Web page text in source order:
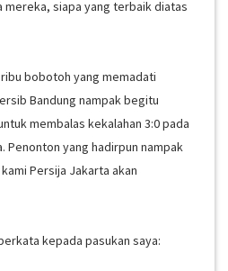
mereka, siapa yang terbaik diatas
bobotoh yang memadati
Bandung nampak begitu
membalas kekalahan 3:0 pada
Penonton yang hadirpun nampak
Persija Jakarta akan
kepada pasukan saya: